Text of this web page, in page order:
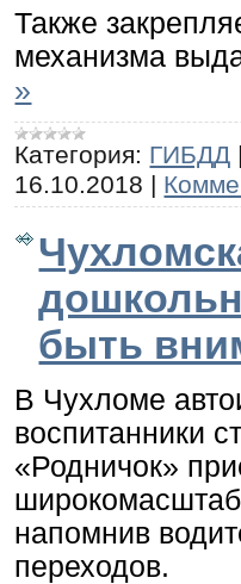
Также
механизма
»
Категория: ГИБДД
16.10.2018 |
быть
В Чухломе
воспитанники
«Родничок»
напомнив
переходов.